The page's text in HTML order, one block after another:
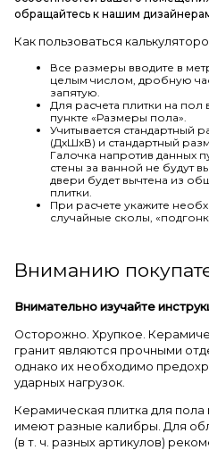
обращайтесь к нашим
Как пользоваться
Все размеры вводите в
целым числом, дробную
запятую.
Для расчета плитки на пол
пункте «Размеры пола».
Учитывается стандартный
(ДхШхВ) и стандартный
Галочка напротив данных
стены за ванной не будут
двери будет вычтена из
плитки.
При расчете укажите
случайные сколы,
Вниманию
Внимательно изучайте
Осторожно. Хрупкое.
гранит являются прочными
однако их необходимо
ударных нагрузок.
Керамическая плитка для пола
имеют разные калибры. Для
(в т. ч. разных артикулов)